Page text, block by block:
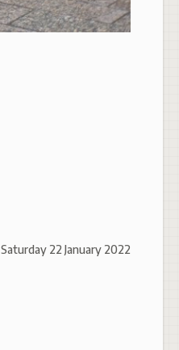
Saturday 22 January 2022